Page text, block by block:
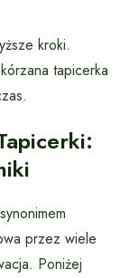
kroki.
tapicerka
przez wiele
Poniżej